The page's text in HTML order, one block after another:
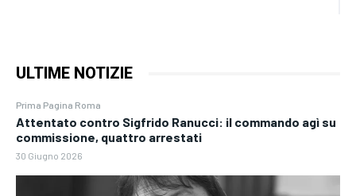
ULTIME NOTIZIE
Prima Pagina Roma
Attentato contro Sigfrido Ranucci: il commando agì su
commissione, quattro arrestati
30 Giugno 2026